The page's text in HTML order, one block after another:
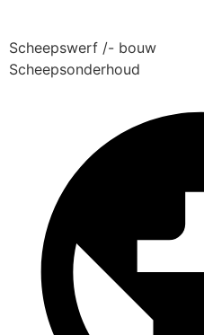
Scheepswerf /- bouw
Scheepsonderhoud